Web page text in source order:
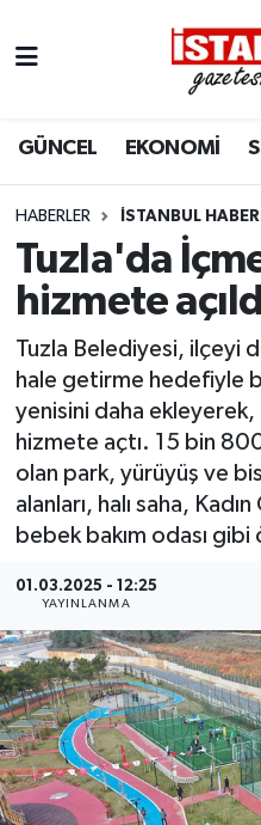
GÜNCEL EKONOMİ
HABERLER İSTANBUL
Tuzla'da
hizmete
Tuzla Belediyesi, ilçeyi
hale getirme hedefiyle
yenisini daha ekleyerek,
hizmete açtı. 15 bin
olan park, yürüyüş ve
alanları, halı saha,
bebek bakım odası gibi
01.03.2025 - 12:25
YAYINLANMA
EKONOMİ
İSTANBUL
DÜNYA
MAGAZİN
KÜLTÜR SANAT
SAĞLIK
BİLİM VE TEKNOLOJİ
OTOMOBİL
KURUMSAL
Nöbetçi Eczaneler
Hava Durumu
Trafik Durumu
Süper Lig Puan
Son Dakika
Haber Arşivi